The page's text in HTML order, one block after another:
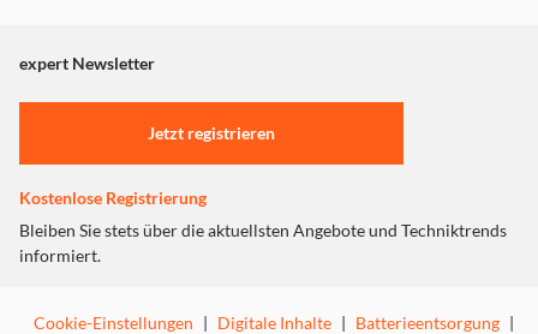
"Marketing".
Einstellungen anpassen
expert Newsletter
Jetzt registrieren
Kostenlose Registrierung
Bleiben Sie stets über die aktuellsten Angebote und Techniktrends
informiert.
Cookie-Einstellungen | Digitale Inhalte | Batterieentsorgung |